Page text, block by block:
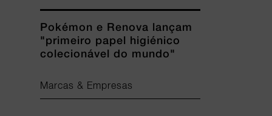
Pokémon e Renova lançam
"primeiro papel higiénico
colecionável do mundo"
Marcas & Empresas